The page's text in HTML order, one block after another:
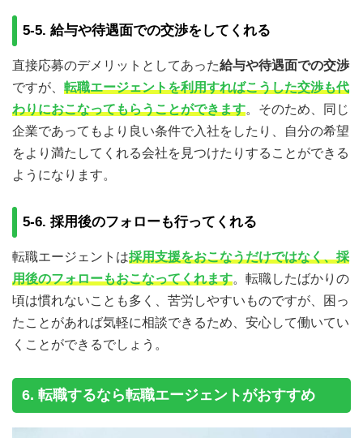
5-5. 給与や待遇面での交渉をしてくれる
直接応募のデメリットとしてあった給与や待遇面での交渉
ですが、 転職エージェントを利用すればこうした交渉も代
わりにおこなってもらうことができます。そのため、同じ
企業であってもより良い条件で入社をしたり、自分の希望
をより満たしてくれる会社を見つけたりすることができる
ようになります。
5-6. 採用後のフォローも行ってくれる
転職エージェントは採用支援をおこなうだけではなく、採
用後のフォローもおこなってくれます。転職したばかりの
頃は慣れないことも多く、苦労しやすいものですが、困っ
たことがあれば気軽に相談できるため、安心して働いてい
くことができるでしょう。
6. 転職するなら転職エージェントがおすすめ